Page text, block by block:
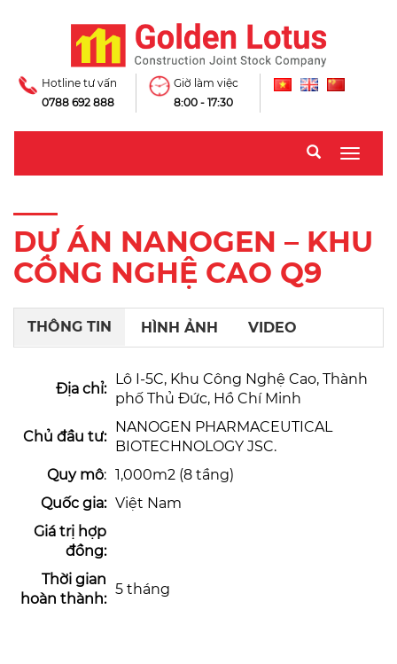
Hotline tư vấn
0788 692 888
Giờ làm việc
8:00 - 17:30
Toggle
DỰ ÁN NANOGEN – KHU
CÔNG NGHỆ CAO Q9
THÔNG TIN HÌNH ẢNH VIDEO
Địa chỉ:
Lô I-5C, Khu Công Nghệ Cao, Thành
phố Thủ Đức, Hồ Chí Minh
Chủ đầu tư:
NANOGEN PHARMACEUTICAL
BIOTECHNOLOGY JSC.
Quy mô: 1,000m2 (8 tầng)
Quốc gia: Việt Nam
Giá trị hợp
đồng:
Thời gian
hoàn thành:
5 tháng